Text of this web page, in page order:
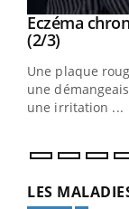
Youtube
Eczéma
(2/3)Youtube
Une plaque
une
une irritation ...
LES